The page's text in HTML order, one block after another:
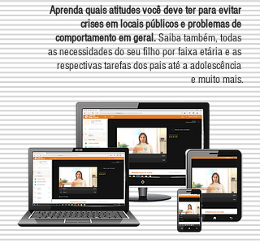
Aprenda quais atitudes você deve ter para evitar
crises em locais públicos e problemas de
comportamento em geral.Saiba também, todas
as necessidades do seu filho por faixa etária e as
respectivas tarefas dos pais até a adolescência
e muito mais.